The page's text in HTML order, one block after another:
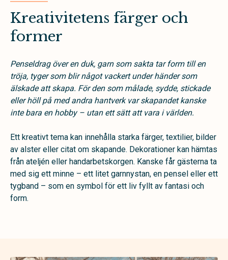
Kreativitetens färger och
former
Penseldrag över en duk, garn som sakta tar form till en
tröja, tyger som blir något vackert under händer som
älskade att skapa. För den som målade, sydde, stickade
eller höll på med andra hantverk var skapandet kanske
inte bara en hobby – utan ett sätt att vara i världen.
Ett kreativt tema kan innehålla starka färger, textilier, bilder
av alster eller citat om skapande. Dekorationer kan hämtas
från ateljén eller handarbetskorgen. Kanske får gästerna ta
med sig ett minne – ett litet garnnystan, en pensel eller ett
tygband – som en symbol för ett liv fyllt av fantasi och
form.